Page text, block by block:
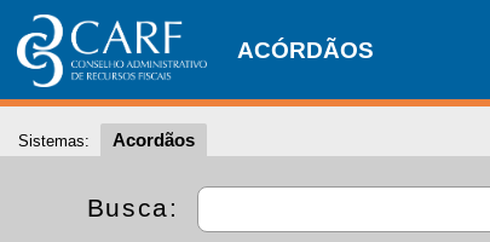
ACÓRDÃOS
Sistemas: Acordãos
Busca: